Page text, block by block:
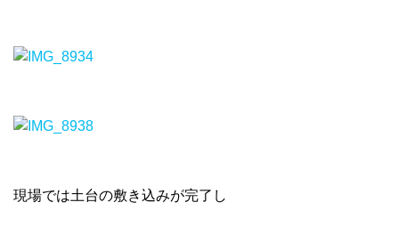
現場では土台の敷き込みが完了し